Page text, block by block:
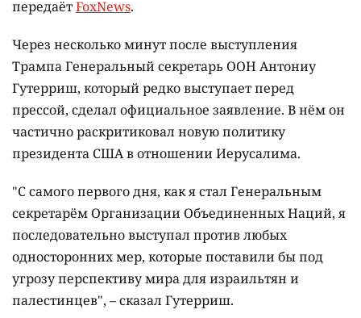
передаётFoxNews.
Через несколько минут после выступления
Трампа Генеральный секретарь ООН Антониу
Гутерриш, который редко выступает перед
прессой, сделал официальное заявление. В нём он
частично раскритиковал новую политику
президента США в отношении Иерусалима.
"С самого первого дня, как я стал Генеральным
секретарём Организации Объединенных Наций, я
последовательно выступал против любых
односторонних мер, которые поставили бы под
угрозу перспективу мира для израильтян и
палестинцев", – сказал Гутерриш.